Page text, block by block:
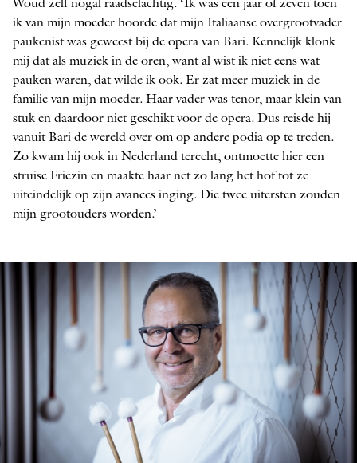
Woud zelf nogal raadselachtig. ‘Ik was een jaar of zeven toen
ik van mijn moeder hoorde dat mijn Italiaanse overgrootvader
paukenist was geweest bij de opera van Bari. Kennelijk klonk
mij dat als muziek in de oren, want al wist ik niet eens wat
pauken waren, dat wilde ik ook. Er zat meer muziek in de
familie van mijn moeder. Haar vader was tenor, maar klein van
stuk en daardoor niet geschikt voor de opera. Dus reisde hij
vanuit Bari de wereld over om op andere podia op te treden.
Zo kwam hij ook in Nederland terecht, ontmoette hier een
struise Friezin en maakte haar net zo lang het hof tot ze
uiteindelijk op zijn avances inging. Die twee uitersten zouden
mijn grootouders worden.’